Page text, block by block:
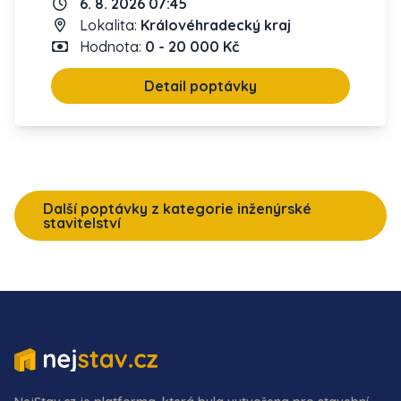
6. 8. 2026 07:45
Lokalita: Královéhradecký kraj
Hodnota: 0 - 20 000 Kč
Detail poptávky
Další poptávky z kategorie inženýrské
stavitelství